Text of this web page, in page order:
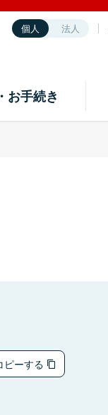
個人 法人
お手続き
ピーする